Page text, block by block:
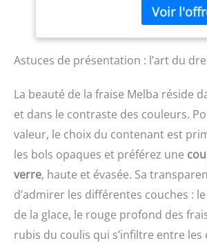
Cela lui
diffuser la
ainsi
cuillère, vous
boules de
manche
prise en
agréable.
La cuillère
garantissant
propre.
de la cuillère
Astuces de présentation : l’art du
La beauté de la fraise Melba réside
et dans le contraste des couleurs.
valeur, le choix du contenant est
les bols opaques et préférez une
verre, haute et évasée. Sa
d’admirer les différentes couches :
de la glace, le rouge profond des
rubis du coulis qui s’infiltre entre les